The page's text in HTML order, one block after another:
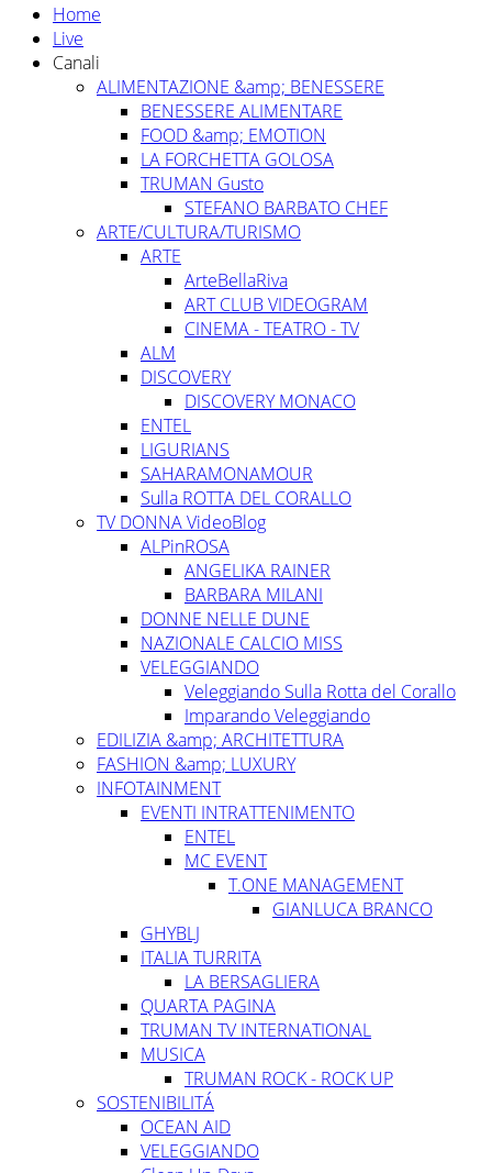
Home
Live
Canali
ALIMENTAZIONE &amp; BENESSERE
BENESSERE ALIMENTARE
FOOD &amp; EMOTION
LA FORCHETTA GOLOSA
TRUMAN Gusto
STEFANO BARBATO CHEF
ARTE/CULTURA/TURISMO
ARTE
ArteBellaRiva
ART CLUB VIDEOGRAM
CINEMA - TEATRO - TV
ALM
DISCOVERY
DISCOVERY MONACO
ENTEL
LIGURIANS
SAHARAMONAMOUR
Sulla ROTTA DEL CORALLO
TV DONNA VideoBlog
ALPinROSA
ANGELIKA RAINER
BARBARA MILANI
DONNE NELLE DUNE
NAZIONALE CALCIO MISS
VELEGGIANDO
Veleggiando Sulla Rotta del Corallo
Imparando Veleggiando
EDILIZIA &amp; ARCHITETTURA
FASHION &amp; LUXURY
INFOTAINMENT
EVENTI INTRATTENIMENTO
ENTEL
MC EVENT
T.ONE MANAGEMENT
GIANLUCA BRANCO
GHYBLJ
ITALIA TURRITA
LA BERSAGLIERA
QUARTA PAGINA
TRUMAN TV INTERNATIONAL
MUSICA
TRUMAN ROCK - ROCK UP
SOSTENIBILITÁ
OCEAN AID
VELEGGIANDO